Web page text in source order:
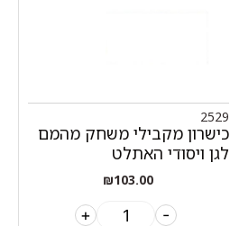
2529
כישרון מקבילי משחק מהמם
לגן ויסודי האתלט
₪103.00
-
+